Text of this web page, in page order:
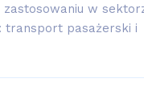
zastosowaniu w
transport pasażerski i